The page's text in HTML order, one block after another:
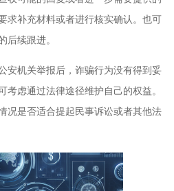
求补充材料或者进行核实确认。也可
后续跟进。
安机关举报后，诈骗行为没有得到妥
考虑通过法律途径维护自己的权益。
况是否适合提起民事诉讼或者其他法